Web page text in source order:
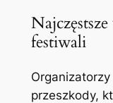
festiwali
przeszkody,